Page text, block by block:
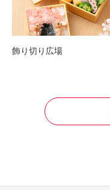
飾り切り広場